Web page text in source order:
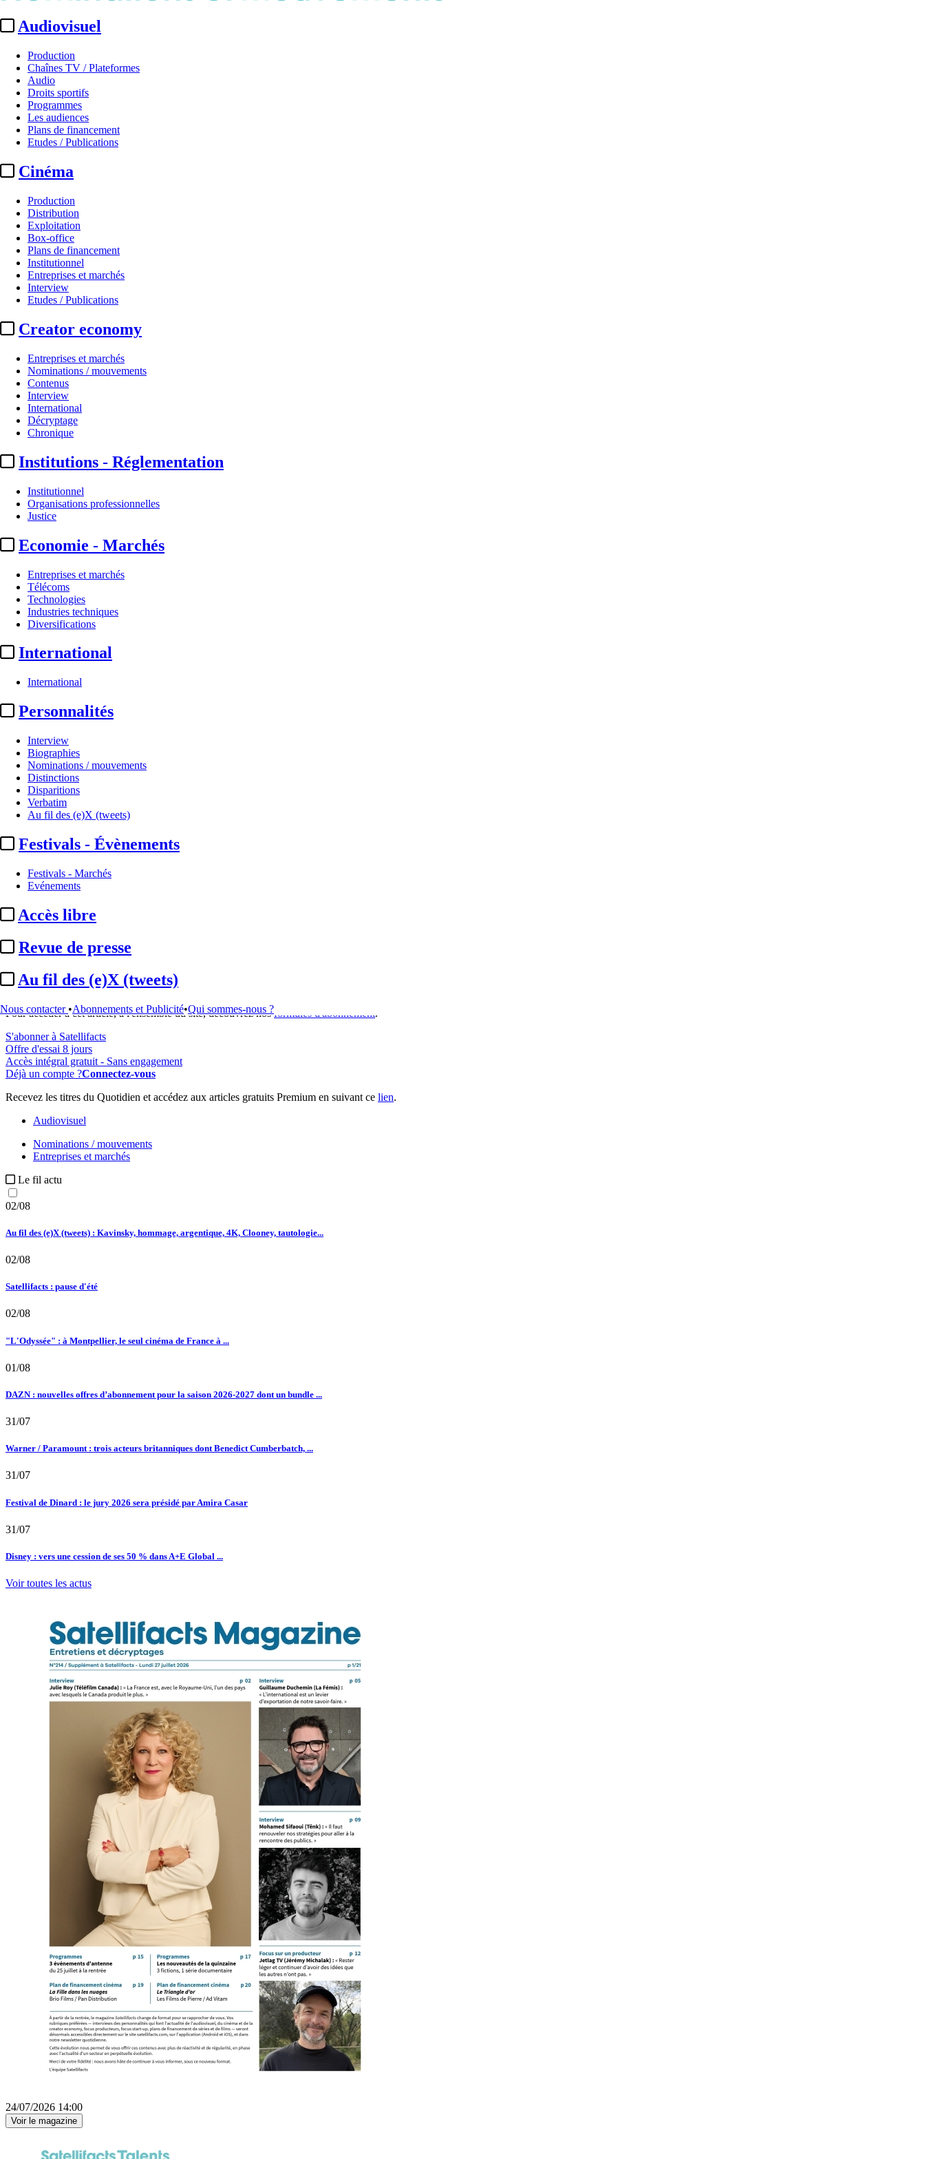
Audiovisuel
Production
Chaînes TV / Plateformes
Audio
Droits sportifs
Programmes
Les audiences
Plans de financement
Etudes / Publications
Cinéma
Production
Distribution
Exploitation
Box-office
Plans de financement
Institutionnel
Entreprises et marchés
Interview
Etudes / Publications
Creator economy
Entreprises et marchés
Nominations / mouvements
Contenus
Interview
International
Décryptage
Chronique
Institutions - Réglementation
Institutionnel
Organisations professionnelles
Justice
Economie - Marchés
Entreprises et marchés
Télécoms
Technologies
Industries techniques
Diversifications
International
International
Personnalités
Interview
Biographies
Nominations / mouvements
Distinctions
Disparitions
Verbatim
Au fil des (e)X (tweets)
Festivals - Évènements
Festivals - Marchés
Evénements
Accès libre
Revue de presse
Au fil des (e)X (tweets)
Nous contacter •Abonnements et Publicité•Qui sommes-nous ?
Nominations / mouvements
Mediawan :
Actualité n° 350363
|Publié le 29 juin 2026 16:36
Cet article est réservé à nos abonnés
99% reste à lire
Pour accéder à cet article, à l'ensemble du site, découvrez nosformules d'abonnement.
S'abonner à Satellifacts
Offre d'essai 8 jours
Accès intégral gratuit - Sans engagement
Déjà un compte ?Connectez-vous
Recevez les titres du Quotidien et accédez aux articles gratuits Premium en suivant ce lien.
Audiovisuel
Nominations / mouvements
Entreprises et marchés
Le fil actu
02/08
Au fil des (e)X (tweets) : Kavinsky, hommage, argentique, 4K, Clooney, tautologie...
02/08
Satellifacts : pause d'été
02/08
"L'Odyssée" : à Montpellier, le seul cinéma de France à ...
01/08
DAZN : nouvelles offres d’abonnement pour la saison 2026-2027 dont un bundle ...
31/07
Warner / Paramount : trois acteurs britanniques dont Benedict Cumberbatch, ...
31/07
Festival de Dinard : le jury 2026 sera présidé par Amira Casar
31/07
Disney : vers une cession de ses 50 % dans A+E Global ...
Voir toutes les actus
24/07/2026 14:00
Voir le magazine